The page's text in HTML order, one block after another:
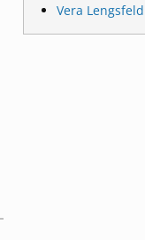
Vera Lengsfeld